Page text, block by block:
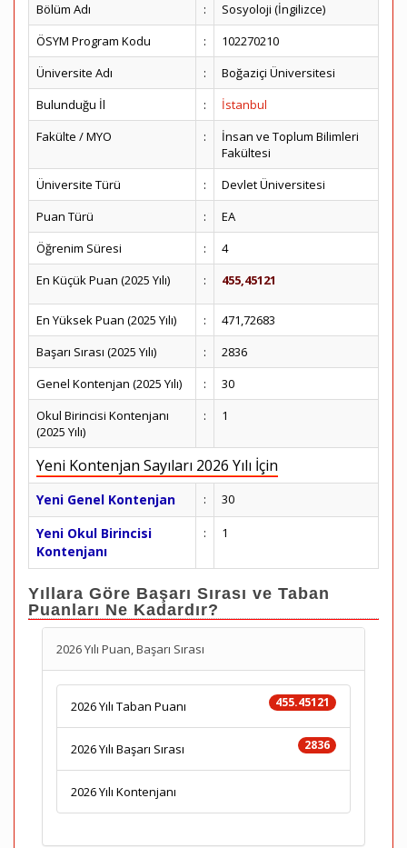
Bölüm Adı :
Sosyoloji (İngilizce)
ÖSYM Program Kodu
:
102270210
Üniversite Adı
:
Boğaziçi Üniversitesi
Bulunduğu İl
:
İstanbul
Fakülte / MYO
:
İnsan ve Toplum Bilimleri
Fakültesi
Üniversite Türü
:
Devlet Üniversitesi
Puan Türü
:
EA
Öğrenim Süresi
:
4
En Küçük Puan (2025 Yılı)
: 455,45121
En Yüksek Puan (2025 Yılı) :
471,72683
Başarı Sırası (2025 Yılı)
:
2836
Genel Kontenjan (2025 Yılı)
:
30
Okul Birincisi Kontenjanı
(2025 Yılı)
: 1
Yeni Kontenjan Sayıları 2026 Yılı İçin
Yeni Genel Kontenjan : 30
Yeni Okul Birincisi
Kontenjanı
: 1
Yıllara Göre Başarı Sırası ve Taban
Puanları Ne Kadardır?
2026 Yılı Puan, Başarı Sırası
455.45121
2026 Yılı Taban Puanı
2836
2026 Yılı Başarı Sırası
2026 Yılı Kontenjanı